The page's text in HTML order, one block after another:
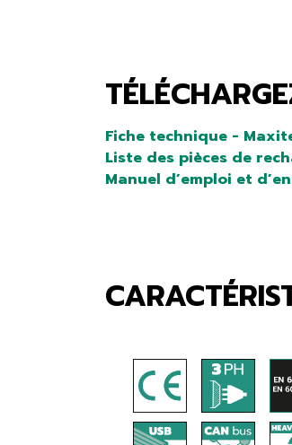
Fiche technique -
Liste des pièces de
Manuel d’emploi et